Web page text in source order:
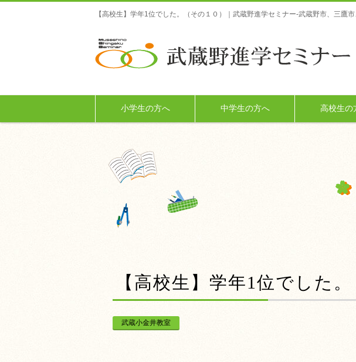
【高校生】学年1位でした。（その１０）｜武蔵野進学セミナー-武蔵野市、三鷹
小学生の方へ 中学生の方へ 高校生の
【高校生】学年1位でした。
武蔵小金井教室